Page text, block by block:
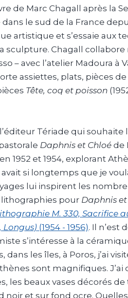
de Marc Chagall après la
le sud de la France
artistique et s’essaie aux
sculpture. Chagall
– avec l’atelier Madoura à
assiettes, plats, pièces de
Tête, coq et poisson
Tériade qui souhaite
Daphnis et Chloé de
1952 et 1954, explorant
avait si longtemps que je
lui inspirent les
pour Daphnis
M. 330, Sacrifice
Longus) (1954 - 1956). Il n’est
s’intéresse à la
dans les îles, à Poros, j’ai
sont magnifiques.
les beaux vases décorés de
noir et sur fond ocre.